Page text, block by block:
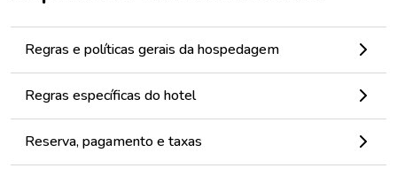
Regras e políticas gerais da hospedagem
Regras específicas do hotel
Reserva, pagamento e taxas